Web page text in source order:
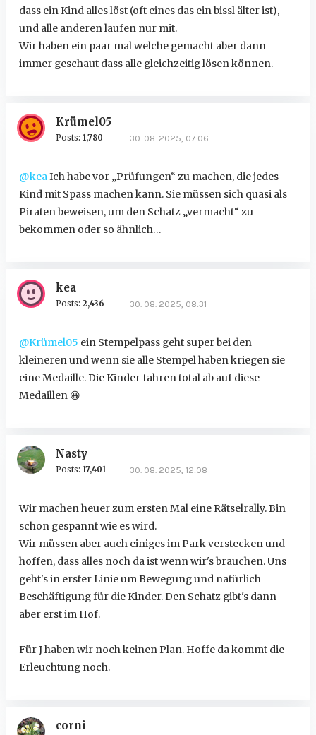
dass ein Kind alles löst (oft eines das ein bissl älter ist),
und alle anderen laufen nur mit.
Wir haben ein paar mal welche gemacht aber dann
immer geschaut dass alle gleichzeitig lösen können.
Krümel05
Posts: 1,780 30. 08. 2025, 07:06
@keaIch habe vor „Prüfungen“ zu machen, die jedes
Kind mit Spass machen kann. Sie müssen sich quasi als
Piraten beweisen, um den Schatz „vermacht“ zu
bekommen oder so ähnlich…
kea
Posts: 2,436 30. 08. 2025, 08:31
@Krümel05 ein Stempelpass geht super bei den
kleineren und wenn sie alle Stempel haben kriegen sie
eine Medaille. Die Kinder fahren total ab auf diese
Medaillen 😀
Nasty
Posts: 17,401 30. 08. 2025, 12:08
Wir machen heuer zum ersten Mal eine Rätselrally. Bin
schon gespannt wie es wird.
Wir müssen aber auch einiges im Park verstecken und
hoffen, dass alles noch da ist wenn wir's brauchen. Uns
geht's in erster Linie um Bewegung und natürlich
Beschäftigung für die Kinder. Den Schatz gibt's dann
aber erst im Hof.
Für J haben wir noch keinen Plan. Hoffe da kommt die
Erleuchtung noch.
corni